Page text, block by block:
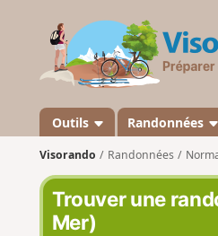
Outils Randonnées
Visorando Randonnées
Trouver une
Mer)